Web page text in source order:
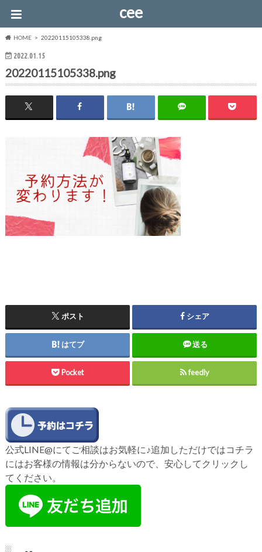
cee
HOME 20220115105338.png
2022.01.15
20220115105338.png
ポスト シェア
はてブ 送る
Pocket feedly
公式LINE@にてご相談はお気軽に♪追加しただけではコチラ
にはお客様の情報は分からないので、安心してクリックし
てください。